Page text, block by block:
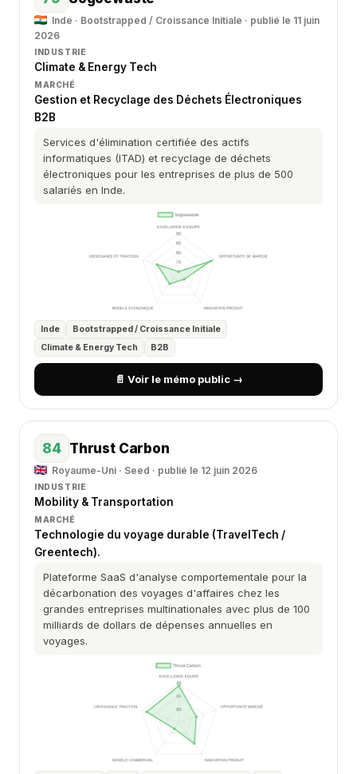
Inde · Bootstrapped / Croissance Initiale · publié le 11 juin
2026
INDUSTRIE
Climate & Energy Tech
MARCHÉ
Gestion et Recyclage des Déchets Électroniques
B2B
Services d'élimination certifiée des actifs
informatiques (ITAD) et recyclage de déchets
électroniques pour les entreprises de plus de 500
salariés en Inde.
Inde
Bootstrapped / Croissance Initiale
Climate & Energy Tech
B2B
📄 Voir le mémo public →
84 Thrust Carbon
Royaume-Uni · Seed · publié le 12 juin 2026
INDUSTRIE
Mobility & Transportation
MARCHÉ
Technologie du voyage durable (TravelTech /
Greentech).
Plateforme SaaS d'analyse comportementale pour la
décarbonation des voyages d'affaires chez les
grandes entreprises multinationales avec plus de 100
milliards de dollars de dépenses annuelles en
voyages.